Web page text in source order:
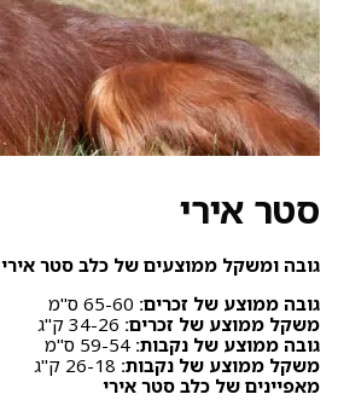
סטר אירי
גובה ומשקל ממוצעים של כלב סטר אירי
גובה ממוצע של זכרים: 65-60 ס"מ
משקל ממוצע של זכרים: 34-26 ק"ג
גובה ממוצע של נקבות: 59-54 ס"מ
משקל ממוצע של נקבות: 26-18 ק"ג
מאפיינים של כלב סטר אירי